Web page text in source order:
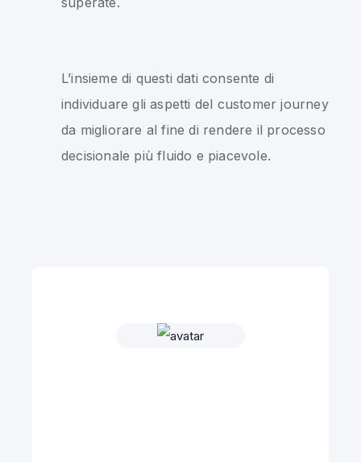
L’insieme di questi dati consente di
individuare gli aspetti del customer journey
da migliorare al fine di rendere il processo
decisionale più fluido e piacevole.